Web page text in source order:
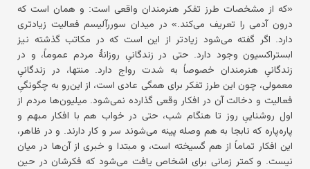
«که از مشخصات طرز تفکر هنرمندان واقعی است: و همان است که
درون آدمی را تعریف می‌کند.» در میدان سوررآلیسم فعالیت زیادتری
دارد. اگر گفته می‌شود زیادتر از این است که در مکاتب گذشته نیز
ابستراکسیون وجود دارد. حتی در زندگانیِ روزانهٔ مردم عموماً، و در
زندگانیِ هنرمندان خصوصاً به شدت رواج دارد. منتها، در زندگانیِ
معمولی، چون این طرز تفکر برای همگی عادی است، از این‌رو به چگونگیِ
فعالیت و دخالت آن در افکار وقعی گذارده نمی‌شود. میلیون‌ها مردم از
اول روشناییِ روز تا هنگام شب، حتی در خواب هم با افکار مبهم و
پاره‌پاره که نابجا به هم وصله پینه می‌شوند سر و کار دارند. و در ظاهر،
این افکار تماماً از هم گسیخته است، و مبتدا و خبری از آن‌ها در میان
نیست. و کمتر زمانی برای اشخاص یافت می‌شود که فکرشان در حین